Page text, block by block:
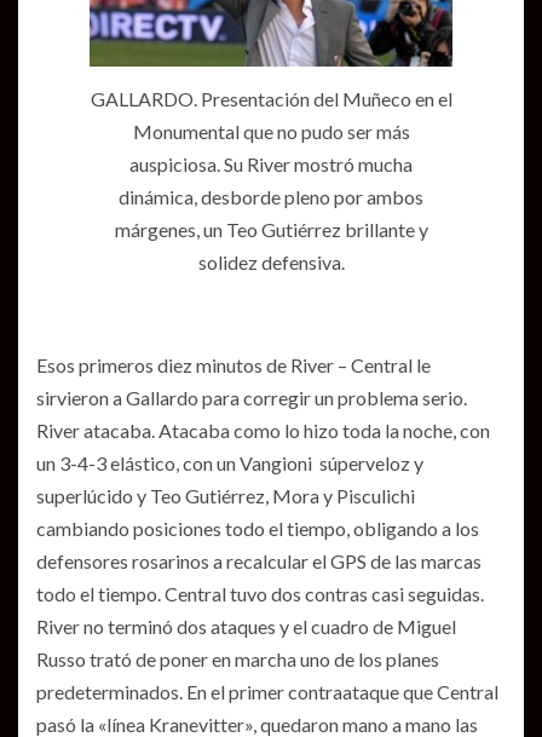
GALLARDO. Presentación del Muñeco en el
Monumental que no pudo ser más
auspiciosa. Su River mostró mucha
dinámica, desborde pleno por ambos
márgenes, un Teo Gutiérrez brillante y
solidez defensiva.
Esos primeros diez minutos de River – Central le
sirvieron a Gallardo para corregir un problema serio.
River atacaba. Atacaba como lo hizo toda la noche, con
un 3-4-3 elástico, con un Vangioni súperveloz y
superlúcido y Teo Gutiérrez, Mora y Pisculichi
cambiando posiciones todo el tiempo, obligando a los
defensores rosarinos a recalcular el GPS de las marcas
todo el tiempo. Central tuvo dos contras casi seguidas.
River no terminó dos ataques y el cuadro de Miguel
Russo trató de poner en marcha uno de los planes
predeterminados. En el primer contraataque que Central
pasó la «línea Kranevitter», quedaron mano a mano las